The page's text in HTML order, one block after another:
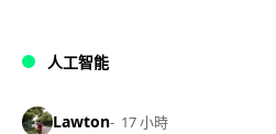
人工智能
Lawton 17 小時